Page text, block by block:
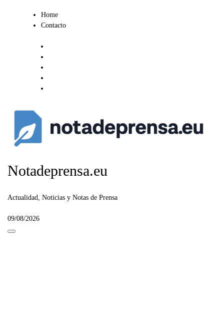
Home
Contacto
Notadeprensa.eu
Actualidad, Noticias y Notas de Prensa
09/08/2026